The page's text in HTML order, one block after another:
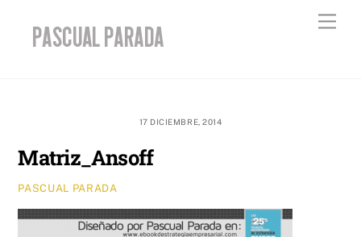
content
17 DICIEMBRE, 2014
Matriz_Ansoff
PASCUAL PARADA